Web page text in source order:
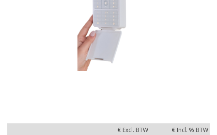
€ Excl. BTW € Incl. % BTW